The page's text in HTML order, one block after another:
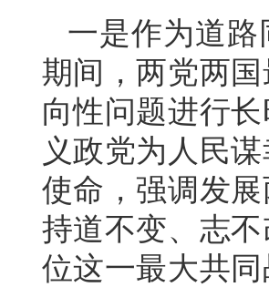
一是作为道路
期间，两党两
向性问题进行
义政党为人民
使命，强调发
持道不变、志
位这一最大共